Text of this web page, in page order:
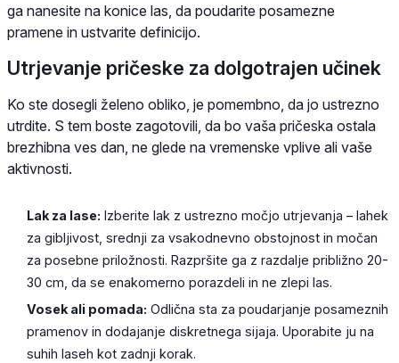
ga nanesite na konice las, da poudarite posamezne
pramene in ustvarite definicijo.
Utrjevanje pričeske za dolgotrajen učinek
Ko ste dosegli želeno obliko, je pomembno, da jo ustrezno
utrdite. S tem boste zagotovili, da bo vaša pričeska ostala
brezhibna ves dan, ne glede na vremenske vplive ali vaše
aktivnosti.
Lak za lase: Izberite lak z ustrezno močjo utrjevanja – lahek
za gibljivost, srednji za vsakodnevno obstojnost in močan
za posebne priložnosti. Razpršite ga z razdalje približno 20-
30 cm, da se enakomerno porazdeli in ne zlepi las.
Vosek ali pomada: Odlična sta za poudarjanje posameznih
pramenov in dodajanje diskretnega sijaja. Uporabite ju na
suhih laseh kot zadnji korak.